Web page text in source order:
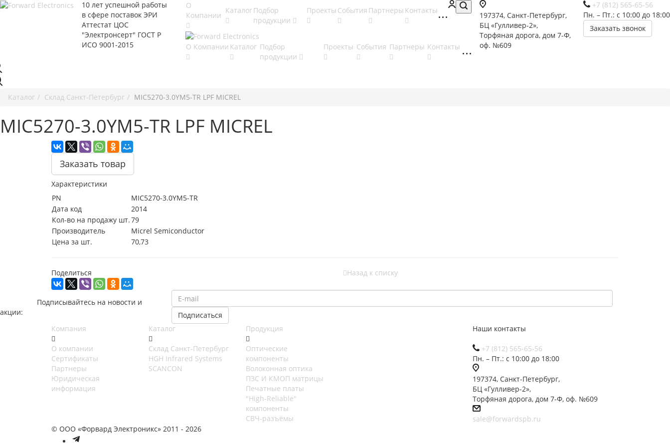
10 лет успешной работы
в сфере поставок ЭРИ
Аттестат ЦОС
"Электронсерт" ГОСТ Р
ИСО 9001-2015
+7 (812) 565-65-56
Пн. – Пт.: с 10:00 до 18:00
Заказать звонок
197374, Санкт-Петербург,
БЦ «Гулливер-2»,
Торфяная дорога, дом 7-Ф,
оф. №609
О
Компании
КаталогПодбор
продукции
Проекты События Партнеры Контакты
О Компании Каталог Подбор
продукции
Проекты События Партнеры Контакты
Каталог Cклад Санкт-Петербург MIC5270-3.0YM5-TR LPF MICREL
MIC5270-3.0YM5-TR LPF MICREL
Заказать товар
Характеристики
PN
MIC5270-3.0YM5-TR
Дата код
2014
Кол-во на продажу шт.79
Производитель
Micrel Semiconductor
Цена за шт.
70,73
Поделиться Назад к списку
Подписывайтесь на новости и
акции:
Компания
О компании
Сертификаты
Партнеры
Юридическая
информация
Каталог
Cклад Санкт-Петербург
HGH Infrared Systems
SCANCON
Продукция
Оптические
компоненты
Волоконная оптика
ПЗС И КМОП матрицы
Печатные платы
"High-Reliable"
компоненты
СВЧ-разъёмы
Наши контакты
+7 (812) 565-65-56
Пн. – Пт.: с 10:00 до 18:00
197374, Санкт-Петербург,
БЦ «Гулливер-2»,
Торфяная дорога, дом 7-Ф, оф. №609
sale@forwardspb.ru
© ООО «Форвард Электроникс» 2011 - 2026